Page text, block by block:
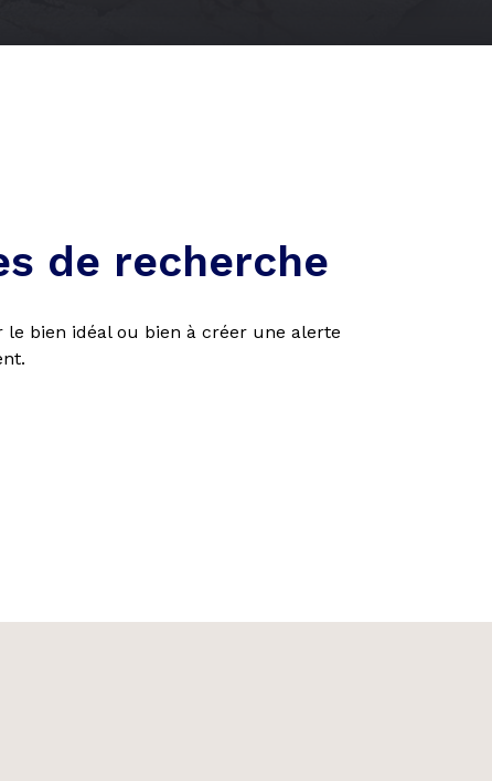
de recherche
bien idéal ou bien à créer une alerte